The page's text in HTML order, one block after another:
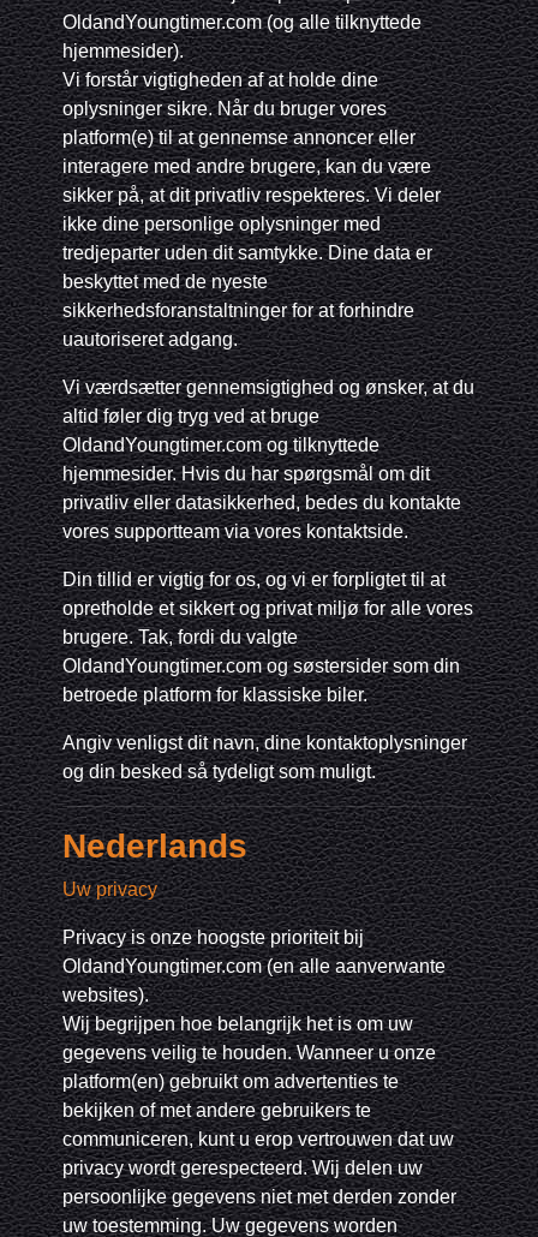
OldandYoungtimer.com (og alle tilknyttede
hjemmesider).
Vi forstår vigtigheden af at holde dine
oplysninger sikre. Når du bruger vores
platform(e) til at gennemse annoncer eller
interagere med andre brugere, kan du være
sikker på, at dit privatliv respekteres. Vi deler
ikke dine personlige oplysninger med
tredjeparter uden dit samtykke. Dine data er
beskyttet med de nyeste
sikkerhedsforanstaltninger for at forhindre
uautoriseret adgang.
Vi værdsætter gennemsigtighed og ønsker, at du
altid føler dig tryg ved at bruge
OldandYoungtimer.com og tilknyttede
hjemmesider. Hvis du har spørgsmål om dit
privatliv eller datasikkerhed, bedes du kontakte
vores supportteam via vores kontaktside.
Din tillid er vigtig for os, og vi er forpligtet til at
opretholde et sikkert og privat miljø for alle vores
brugere. Tak, fordi du valgte
OldandYoungtimer.com og søstersider som din
betroede platform for klassiske biler.
Angiv venligst dit navn, dine kontaktoplysninger
og din besked så tydeligt som muligt.
Nederlands
Uw privacy
Privacy is onze hoogste prioriteit bij
OldandYoungtimer.com (en alle aanverwante
websites).
Wij begrijpen hoe belangrijk het is om uw
gegevens veilig te houden. Wanneer u onze
platform(en) gebruikt om advertenties te
bekijken of met andere gebruikers te
communiceren, kunt u erop vertrouwen dat uw
privacy wordt gerespecteerd. Wij delen uw
persoonlijke gegevens niet met derden zonder
uw toestemming. Uw gegevens worden